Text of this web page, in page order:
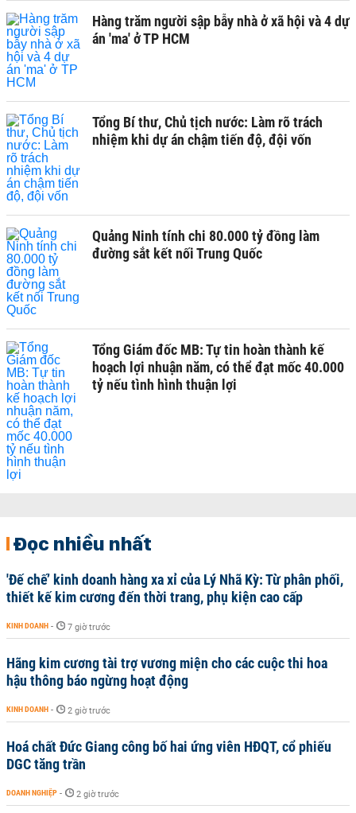
Hàng trăm người sập bẫy nhà ở xã hội và 4 dự
án 'ma' ở TP HCM
Tổng Bí thư, Chủ tịch nước: Làm rõ trách
nhiệm khi dự án chậm tiến độ, đội vốn
Quảng Ninh tính chi 80.000 tỷ đồng làm
đường sắt kết nối Trung Quốc
Tổng Giám đốc MB: Tự tin hoàn thành kế
hoạch lợi nhuận năm, có thể đạt mốc 40.000
tỷ nếu tình hình thuận lợi
Đọc nhiều nhất
'Đế chế’ kinh doanh hàng xa xỉ của Lý Nhã Kỳ: Từ phân phối,
thiết kế kim cương đến thời trang, phụ kiện cao cấp
KINH DOANH - 7 giờ trước
Hãng kim cương tài trợ vương miện cho các cuộc thi hoa
hậu thông báo ngừng hoạt động
KINH DOANH - 2 giờ trước
Hoá chất Đức Giang công bố hai ứng viên HĐQT, cổ phiếu
DGC tăng trần
DOANH NGHIỆP - 2 giờ trước